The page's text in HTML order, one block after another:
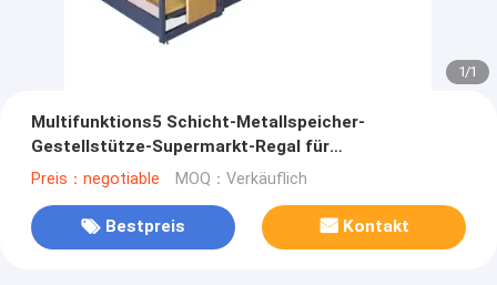
1/1
Multifunktions5 Schicht-Metallspeicher-
Gestellstütze-Supermarkt-Regal für
Schreibwarengeschäft
Preis：negotiable MOQ：Verkäuflich
Bestpreis Kontakt